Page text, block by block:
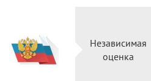
Независимая
оценка